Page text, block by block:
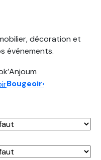
décoration et
événements.
Bougeoir›